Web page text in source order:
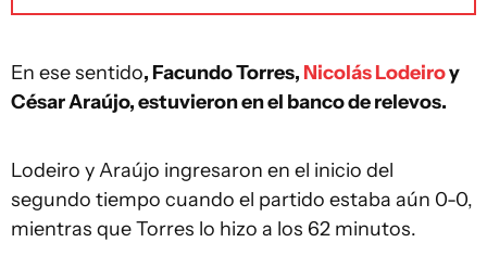
En ese sentido, Facundo Torres, Nicolás Lodeiroy
César Araújo, estuvieron en el banco de relevos.
Lodeiro y Araújo ingresaron en el inicio del
segundo tiempo cuando el partido estaba aún 0-0,
mientras que Torres lo hizo a los 62 minutos.